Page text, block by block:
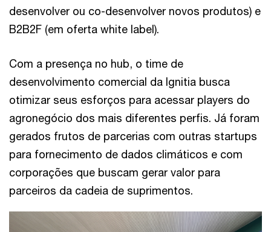
desenvolver ou co-desenvolver novos produtos) e
B2B2F (em oferta white label).
Com a presença no hub, o time de
desenvolvimento comercial da Ignitia busca
otimizar seus esforços para acessar players do
agronegócio dos mais diferentes perfis. Já foram
gerados frutos de parcerias com outras startups
para fornecimento de dados climáticos e com
corporações que buscam gerar valor para
parceiros da cadeia de suprimentos.